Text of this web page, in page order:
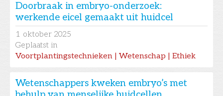
Doorbraak in embryo-onderzoek:
werkende eicel gemaakt uit huidcel
1 oktober 2025
Geplaatst in
Voortplantingstechnieken | Wetenschap | Ethiek
Wetenschappers kweken embryo’s met